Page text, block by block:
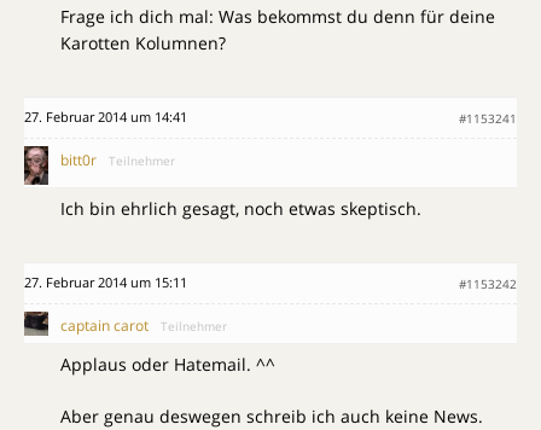
Frage ich dich mal: Was bekommst du denn für deine
Karotten Kolumnen?
27. Februar 2014 um 14:41 #1153241
bitt0r Teilnehmer
Ich bin ehrlich gesagt, noch etwas skeptisch.
27. Februar 2014 um 15:11 #1153242
captain carot Teilnehmer
Applaus oder Hatemail. ^^
Aber genau deswegen schreib ich auch keine News.